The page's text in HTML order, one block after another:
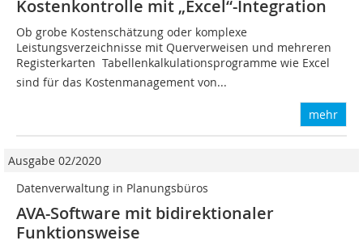
Kostenkontrolle mit „Excel“-Integration
Ob grobe Kostenschätzung oder komplexe
Leistungsverzeichnisse mit Querverweisen und mehreren
Registerkarten  Tabellenkalkulationsprogramme wie Excel
sind für das Kostenmanagement von...
mehr
Ausgabe 02/2020
Datenverwaltung in Planungsbüros
AVA-Software mit bidirektionaler
Funktionsweise